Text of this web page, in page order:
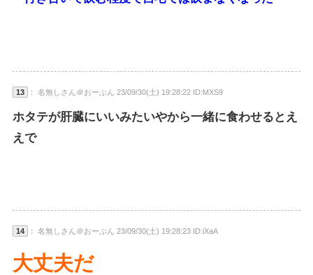
13 ： 名無しさん＠おーぷん 23/09/30(土) 19:28:22 ID:MXS9
ホタテが肝臓にいいみたいやから一緒に食わせるとえ
えで
14 ： 名無しさん＠おーぷん 23/09/30(土) 19:28:23 ID:iXaA
大丈夫だ